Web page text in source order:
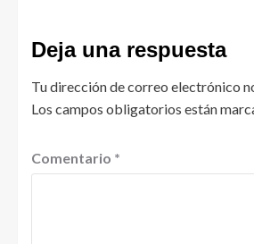
Deja una respuesta
Tu dirección de correo electrónico
Los campos obligatorios están
Comentario *